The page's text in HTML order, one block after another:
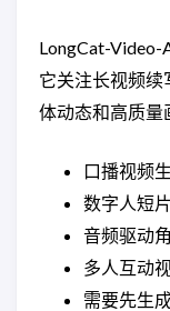
LongCat-Video-
它关注长视频续
体动态和高质量
口播视频生
数字人短
音频驱动
多人互动
需要先生